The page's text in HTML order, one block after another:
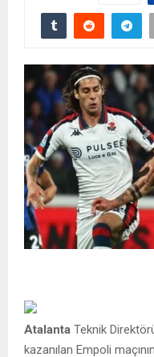
Atalanta Teknik
kazanılan Empoli